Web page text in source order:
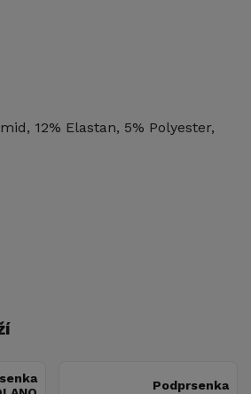
12% Elastan, 5% Polyester,
Podprsenka